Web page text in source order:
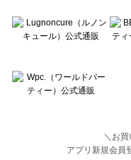
＼お買
アプリ新規会員